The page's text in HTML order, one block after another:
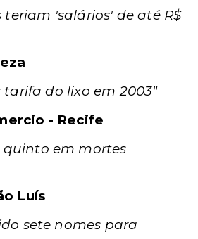
teriam 'salários' de até R$
tarifa do lixo em 2003"
- Recife
quinto em mortes
Luís
sete nomes para